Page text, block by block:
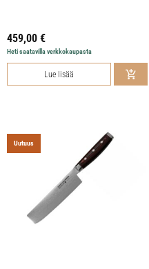
459,00 €
Heti saatavilla verkkokaupasta
Lue lisää
Uutuus